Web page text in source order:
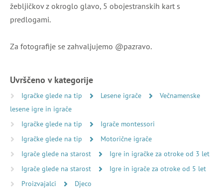
žebljičkov z okroglo glavo, 5 obojestranskih kart s
predlogami.
Za fotografije se zahvaljujemo @pazravo.
Uvrščeno v kategorije
Igračke glede na tip Lesene igrače
Večnamenske
lesene igre in igrače
Igračke glede na tip
Igrače montessori
Igračke glede na tip
Motorične igrače
Igrače glede na starost
Igre in igračke za otroke od 3 let
Igrače glede na starost
Igre in igrače za otroke od 5 let
Proizvajalci
Djeco